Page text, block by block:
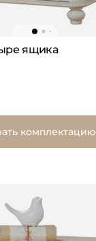
ящика
комплектацию